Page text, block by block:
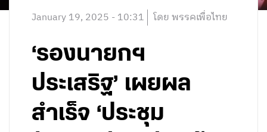
January 19, 2025 - 10:31 โดย พรรคเพื่อไทย
‘รองนายกฯ
ประเสริฐ’ เผยผล
สำเร็จ ‘ประชุม